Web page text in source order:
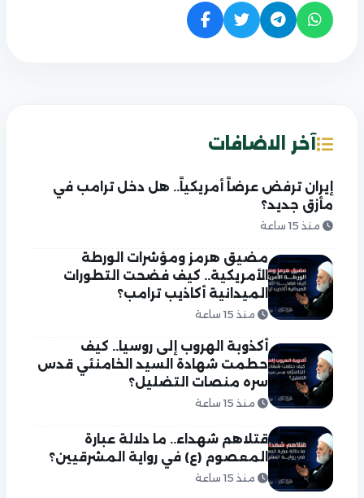
آخر الاضافات
إيران ترفض عرضاً أمريكياً.. هل دخل ترامب في
مأزق جديد؟
منذ 15 ساعة
مضيق هرمز ومؤشرات الورطة
الأمريكية.. كيف فضحت التطورات
الميدانية أكاذيب ترامب؟
منذ 15 ساعة
أكذوبة الهروب إلى روسيا.. كيف
حطمت شهادة السيد الخامنئي قدس
سره منصات التضليل؟
منذ 15 ساعة
قتلاهم شهداء.. ما دلالة عبارة
المعصوم (ع) في رواية المشرقيين؟
منذ 15 ساعة